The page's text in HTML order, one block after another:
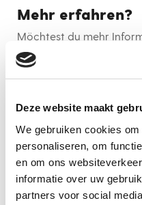
Deze website maakt
We gebruiken cookies
personaliseren, om
en om ons
informatie over uw
partners voor social
Mehr erfahren?
Möchtest du mehr
Boot & Bier Tour
Bierbrauereien wir
Freunden und möchtest
3072613(auch
E-Mail erreichen:
Neben der Boot & Bier